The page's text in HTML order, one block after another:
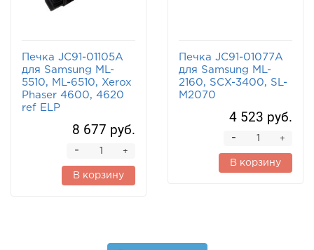
Печка JC91-01105A
для Samsung ML-
5510, ML-6510, Xerox
Phaser 4600, 4620
ref ELP
8 677 руб.
+
-
В корзину
Печка JC91-01077A
для Samsung ML-
2160, SCX-3400, SL-
M2070
4 523 руб.
+
-
В корзину